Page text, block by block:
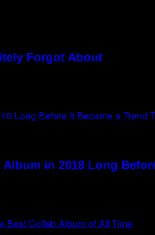
Forgot About
in 2018 Long